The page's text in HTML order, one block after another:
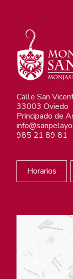
Calle San
33003 Oviedo
Principado de
985 21 89 81
Horarios